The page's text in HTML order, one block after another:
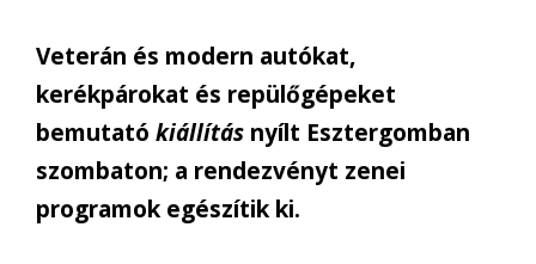
Veterán és modern autókat,
kerékpárokat és repülőgépeket
bemutató kiállítás nyílt Esztergomban
szombaton; a rendezvényt zenei
programok egészítik ki.